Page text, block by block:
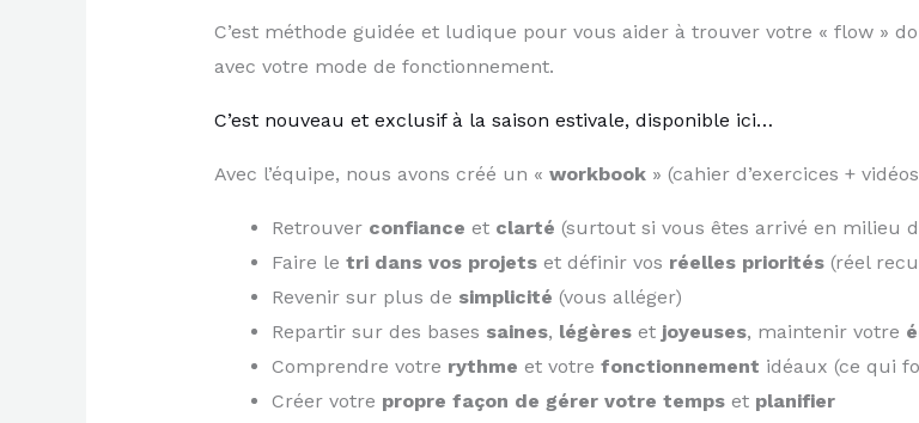
C’est méthode guidée et ludique pour vous aider à trouver votre « flow »
avec votre mode de fonctionnement.
​C’est nouveau et exclusif à la saison estivale, disponible ici…​
Avec l’équipe, nous avons créé un « workbook» (cahier d’exercices +
Retrouver confiance et clarté (surtout si vous êtes arrivé en milieu
Faire le tri dans vos projetset définir vos réelles priorités (réel
Revenir sur plus de simplicité (vous alléger)
Repartir sur des bases saines, légèreset joyeuses, maintenir votre
Comprendre votre rythme et votre fonctionnement idéaux (ce qui
Créer votre propre façon de gérer votre tempset planifier